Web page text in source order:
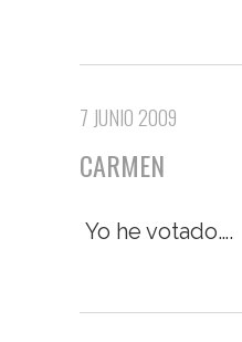
7 JUNIO 2009
CARMEN
Yo he votado….